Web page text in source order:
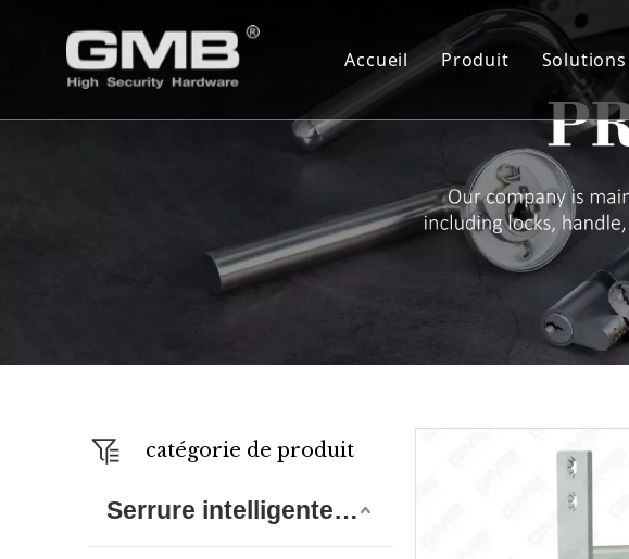
Accueil Produit
Corps de serrure
Serrure Poignée
Charnière
Cadenas à cadenas
Serrure de tiroir
Ferme-porte
Glissière à
Accessoire
Solutions
catégorie de produit
Serrure intelligente numérique